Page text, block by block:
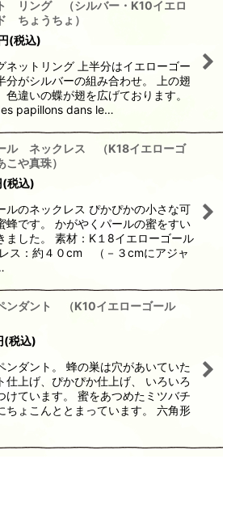
リング （シルバー・K10イエロ
ちょうちょ）
(税込)
ネットリング 上半分はイエローゴー
分がシルバーの組み合わせ。 上の翅
色違いの蝶が翅を広げております。
papillons dans le…
ル ネックレス （K18イエローゴ
や真珠）
(税込)
ルのネックレス ぴかぴかの小さな可
蜂です。 かがやくパールの蜜をすい
ました。 素材：K１8イエローゴール
レス：約４０cm （－３cmにアジャ
ンダント （K10イエローゴール
(税込)
ンダント。 蜂の巣は穴があいていた
仕上げ、ぴかぴか仕上げ、 いろいろ
けています。 蜜をあつめたミツバチ
ちょこんととまっています。 六角形